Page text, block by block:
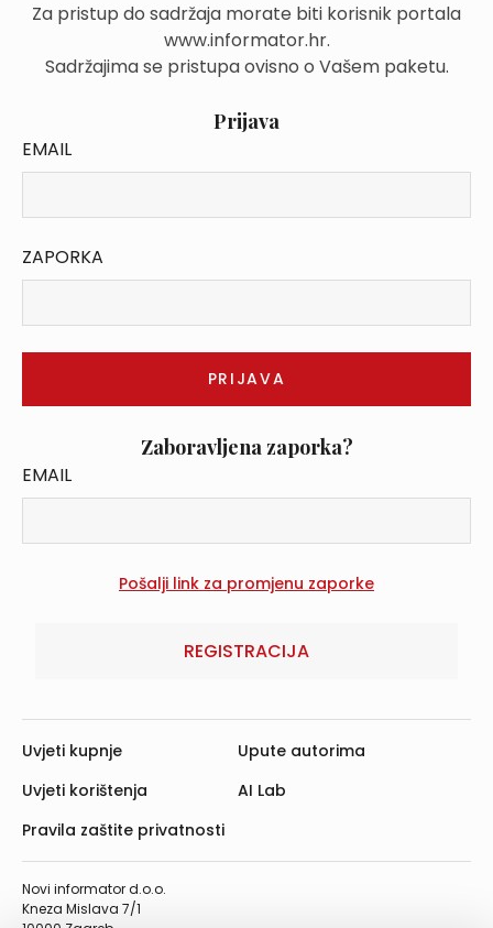
Za pristup do sadržaja morate biti korisnik portala
www.informator.hr.
Sadržajima se pristupa ovisno o Vašem paketu.
Prijava
EMAIL
ZAPORKA
Zaboravljena zaporka?
EMAIL
REGISTRACIJA
Novi informator d.o.o.
Kneza Mislava 7/1
Uvjeti kupnje
Uvjeti korištenja
Pravila zaštite privatnosti
Upute autorima
AI Lab